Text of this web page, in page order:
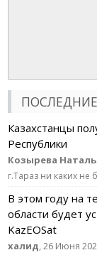
Казахстанцы
Республики
Козырева
г.Тараз ни каких не
В этом году на
области будет
KazEOSat
халид, 26 Июня